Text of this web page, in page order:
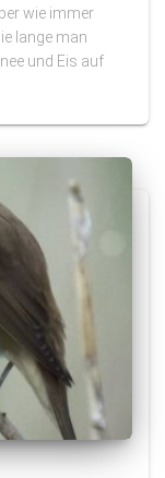
wie immer
lange man
und Eis auf